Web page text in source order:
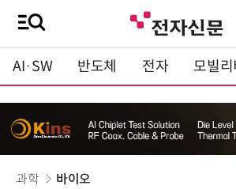
AI·SW 반도체 전자 모빌리
과학 바이오